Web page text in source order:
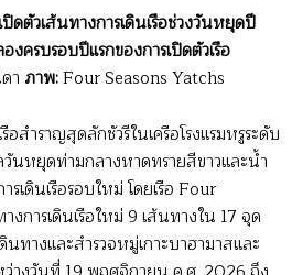
ดตัวเส้นทางการเดินเรือช่วงวันหยุดปี
ครบรอบปีแรกของการเปิดตัวเรือ
า ภาพ: Four Seasons Yatchs
สำราญสุดลักชัวรีในเครือโรงแรมหรูระดับ
นหยุดท่ามกลางหาดทรายสีขาวและน้ำ
เดินเรือรอบใหม่ โดยเรือ Four
งการเดินเรือใหม่ 9 เส้นทางใน 17 จุด
ทางและสำรวจหมู่เกาะบาฮามาสและ